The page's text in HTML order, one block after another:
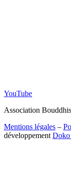
YouTube
Association
Mentions légales –
développement